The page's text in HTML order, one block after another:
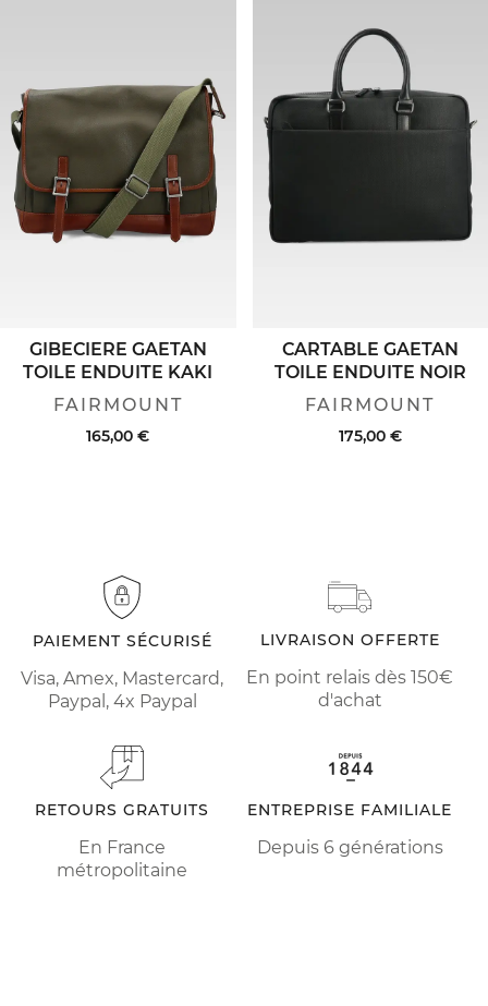
GIBECIERE GAETAN
TOILE ENDUITE KAKI
FAIRMOUNT
165,00 €
CARTABLE GAETAN
TOILE ENDUITE NOIR
FAIRMOUNT
175,00 €
PAIEMENT SÉCURISÉ
Visa, Amex, Mastercard,
Paypal, 4x Paypal
LIVRAISON OFFERTE
En point relais dès 150€
d'achat
RETOURS GRATUITS
En France
métropolitaine
ENTREPRISE FAMILIALE
Depuis 6 générations